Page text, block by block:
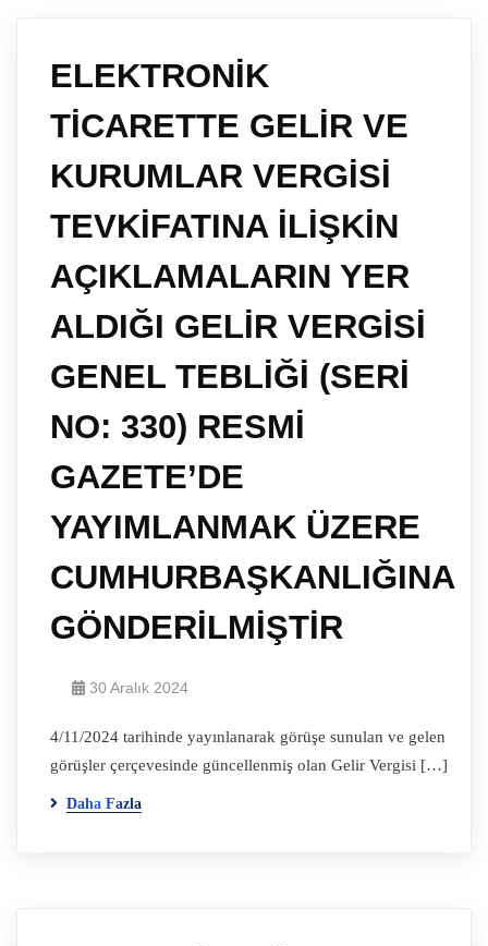
ELEKTRONİK
TİCARETTE GELİR VE
KURUMLAR VERGİSİ
TEVKİFATINA İLİŞKİN
AÇIKLAMALARIN YER
ALDIĞI GELİR VERGİSİ
GENEL TEBLİĞİ (SERİ
NO: 330) RESMİ
GAZETE’DE
YAYIMLANMAK ÜZERE
CUMHURBAŞKANLIĞINA
GÖNDERİLMİŞTİR
30 Aralık 2024
4/11/2024 tarihinde yayınlanarak görüşe sunulan ve gelen
görüşler çerçevesinde güncellenmiş olan Gelir Vergisi […]
Daha Fazla